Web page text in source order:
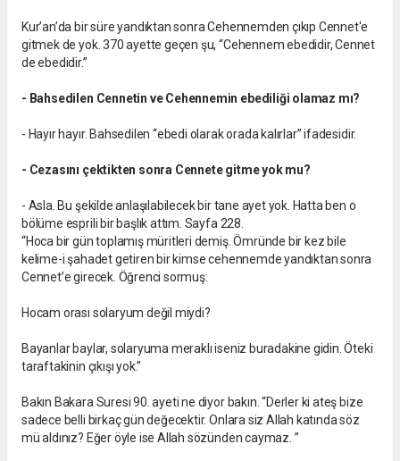
Kur’an’da bir süre yandıktan sonra Cehennemden çıkıp Cennet'e
gitmek de yok. 370 ayette geçen şu, “Cehennem ebedidir, Cennet
de ebedidir.”
- Bahsedilen Cennetin ve Cehennemin ebediliği olamaz mı?
- Hayır hayır. Bahsedilen “ebedi olarak orada kalırlar” ifadesidir.
- Cezasını çektikten sonra Cennete gitme yok mu?
- Asla. Bu şekilde anlaşılabilecek bir tane ayet yok. Hatta ben o
bölüme esprili bir başlık attım. Sayfa 228.
“Hoca bir gün toplamış müritleri demiş. Ömründe bir kez bile
kelime-i şahadet getiren bir kimse cehennemde yandıktan sonra
Cennet’e girecek. Öğrenci sormuş:
Hocam orası solaryum değil miydi?
Bayanlar baylar, solaryuma meraklı iseniz buradakine gidin. Öteki
taraftakinin çıkışı yok.”
Bakın Bakara Suresi 90. ayeti ne diyor bakın. “Derler ki ateş bize
sadece belli birkaç gün değecektir. Onlara siz Allah katında söz
mü aldınız? Eğer öyle ise Allah sözünden caymaz. ”